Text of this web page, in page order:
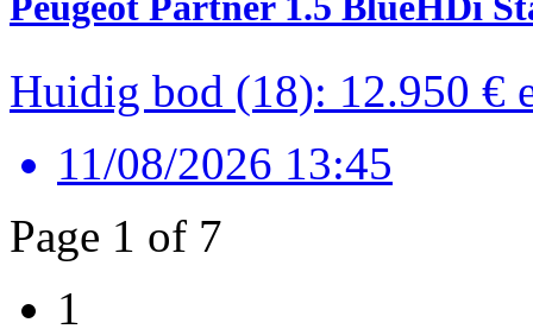
Huidig bod (18): 12.950 €
11/08/2026 13:45
Page 1 of 7
1